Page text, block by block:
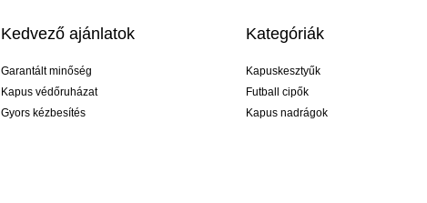
Kedvező ajánlatok
Garantált minőség
Kapus védőruházat
Gyors kézbesítés
Kategóriák
Kapuskesztyűk
Futball cipők
Kapus nadrágok